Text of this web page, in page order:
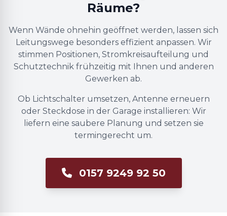
Räume?
Wenn Wände ohnehin geöffnet werden, lassen sich
Leitungswege besonders effizient anpassen. Wir
stimmen Positionen, Stromkreisaufteilung und
Schutztechnik frühzeitig mit Ihnen und anderen
Gewerken ab.
Ob Lichtschalter umsetzen, Antenne erneuern
oder Steckdose in der Garage installieren: Wir
liefern eine saubere Planung und setzen sie
termingerecht um.
0157 9249 92 50